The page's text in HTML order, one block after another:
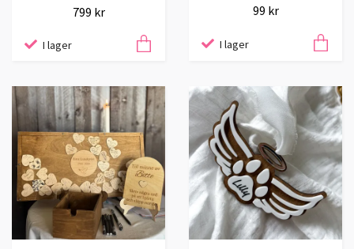
799 kr
I lager
99 kr
I lager